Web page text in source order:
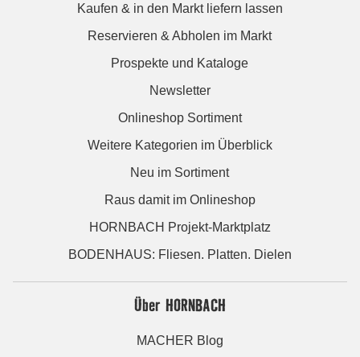
Kaufen & in den Markt liefern lassen
Reservieren & Abholen im Markt
Prospekte und Kataloge
Newsletter
Onlineshop Sortiment
Weitere Kategorien im Überblick
Neu im Sortiment
Raus damit im Onlineshop
HORNBACH Projekt-Marktplatz
BODENHAUS: Fliesen. Platten. Dielen
Über HORNBACH
MACHER Blog